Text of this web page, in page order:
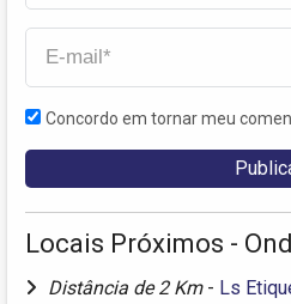
Concordo em tornar meu
Locais Próximos -
Distância de 2 Km - Ls